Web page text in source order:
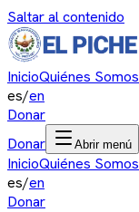
Saltar al contenido
InicioQuiénes Somos
es/en
Donar
Donar
Abrir menú
InicioQuiénes Somos
es/en
Donar